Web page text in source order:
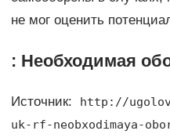
не мог оценить
: Необходимая
Источник:
http://
uk-rf-neobxodimaya-